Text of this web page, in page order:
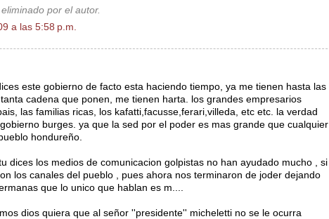
por el autor.
a las 5:58 p.m.
este gobierno de facto esta haciendo tiempo, ya me tienen hasta las
cadena que ponen, me tienen harta. los grandes empresarios
las familias ricas, los kafatti,facusse,ferari,villeda, etc etc. la verdad
burges. ya que la sed por el poder es mas grande que cualquier
hondureño.
dices los medios de comunicacion golpistas no han ayudado mucho , si
los canales del pueblo , pues ahora nos terminaron de joder dejando
que lo unico que hablan es m....
dios quiera que al señor ''presidente'' micheletti no se le ocurra